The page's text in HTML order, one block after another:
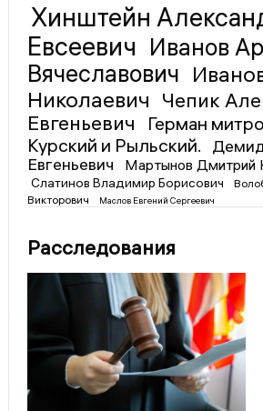
Хинштейн
Евсеевич Иванов
Вячеславович
Николаевич Чепик
Евгеньевич
Герман
Курский и Рыльский.
Евгеньевич
Мартынов Дмитрий
Слатинов Владимир Борисович
Викторович
Маслов Евгений Сергеевич
Расследования